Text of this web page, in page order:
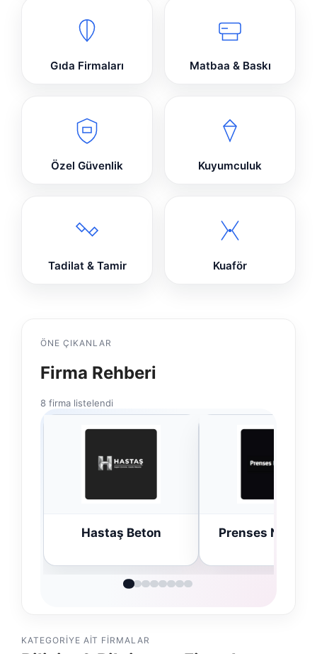
Gıda Firmaları Matbaa & Baskı
Özel Güvenlik Kuyumculuk
Tadilat & Tamir Kuaför
ÖNE ÇIKANLAR
Firma Rehberi
8 firma listelendi
Prenses Night Club
Enes
KATEGORIYE AIT FIRMALAR